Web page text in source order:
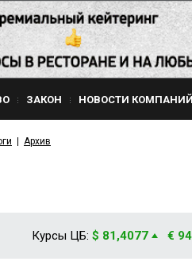
ЗАКОН НОВОСТИ КОМПАНИЙ
Архив
Курсы ЦБ: $ 81,4077 €